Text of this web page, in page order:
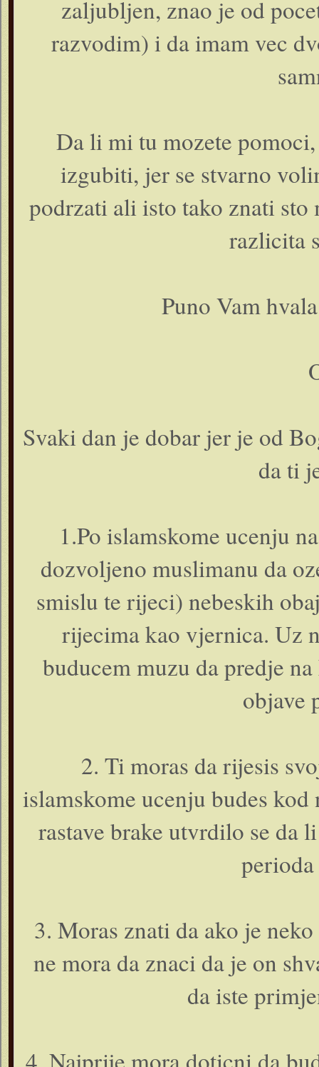
zaljubljen, znao je od
razvodim) i da imam vec
Da li mi tu mozete
izgubiti, jer se stvarno
podrzati ali isto tako znati sto
razlicita
Puno Vam
Svaki dan je dobar jer je od
da ti
1.Po islamskome ucenju
dozvoljeno muslimanu da
smislu te rijeci) nebeskih
rijecima kao vjernica. Uz
buducem muzu da predje
objave
2. Ti moras da rijesis
islamskome ucenju budes
rastave brake utvrdilo se da
3. Moras znati da ako je
ne mora da znaci da je on
da iste
4. Najprije mora doticni da